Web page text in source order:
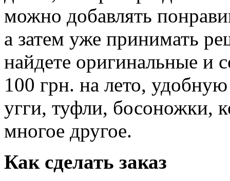
можно добавлять
а затем уже принимать
найдете оригинальные и
100 грн. на лето,
угги, туфли, босоножки,
многое другое.
Как сделать заказ